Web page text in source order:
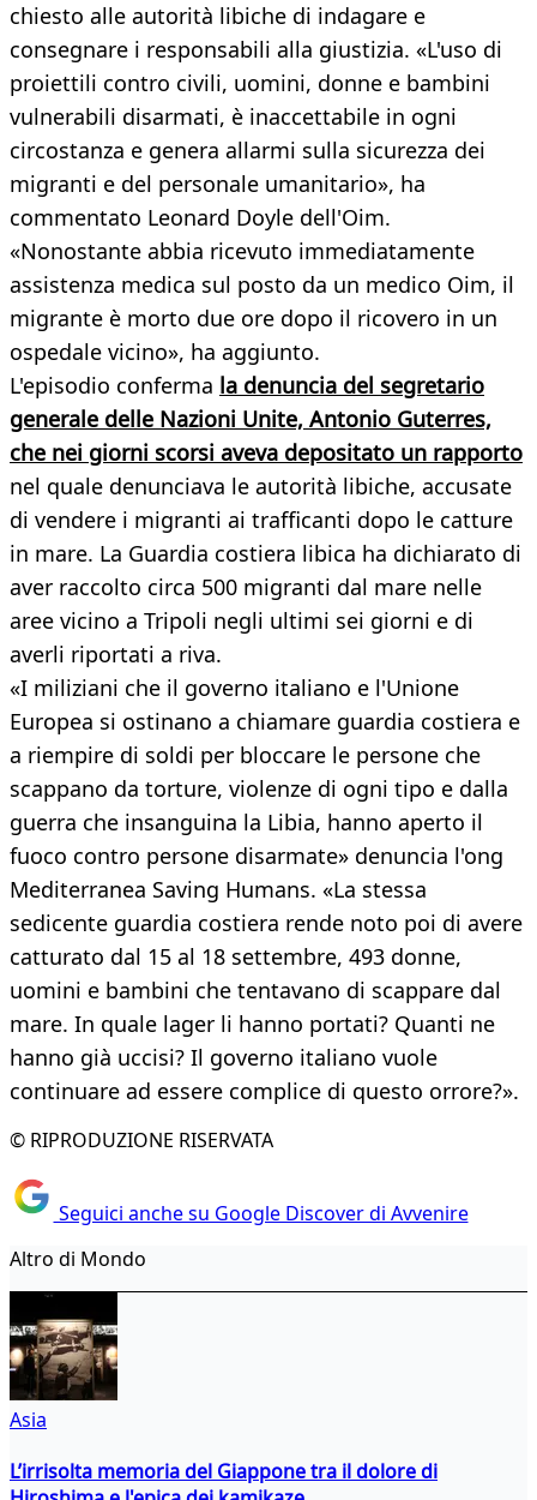
chiesto alle autorità libiche di indagare e
consegnare i responsabili alla giustizia. «L'uso di
proiettili contro civili, uomini, donne e bambini
vulnerabili disarmati, è inaccettabile in ogni
circostanza e genera allarmi sulla sicurezza dei
migranti e del personale umanitario», ha
commentato Leonard Doyle dell'Oim.
«Nonostante abbia ricevuto immediatamente
assistenza medica sul posto da un medico Oim, il
migrante è morto due ore dopo il ricovero in un
ospedale vicino», ha aggiunto.
L'episodio conferma la denuncia del segretario
generale delle Nazioni Unite, Antonio Guterres,
che nei giorni scorsi aveva depositato un rapporto
nel quale denunciava le autorità libiche, accusate
di vendere i migranti ai trafficanti dopo le catture
in mare. La Guardia costiera libica ha dichiarato di
aver raccolto circa 500 migranti dal mare nelle
aree vicino a Tripoli negli ultimi sei giorni e di
averli riportati a riva.
«I miliziani che il governo italiano e l'Unione
Europea si ostinano a chiamare guardia costiera e
a riempire di soldi per bloccare le persone che
scappano da torture, violenze di ogni tipo e dalla
guerra che insanguina la Libia, hanno aperto il
fuoco contro persone disarmate» denuncia l'ong
Mediterranea Saving Humans. «La stessa
sedicente guardia costiera rende noto poi di avere
catturato dal 15 al 18 settembre, 493 donne,
uomini e bambini che tentavano di scappare dal
mare. In quale lager li hanno portati? Quanti ne
hanno già uccisi? Il governo italiano vuole
continuare ad essere complice di questo orrore?».
© RIPRODUZIONE RISERVATA
Seguici anche su Google Discover di Avvenire
Altro di Mondo
Asia
L’irrisolta memoria del Giappone tra il dolore di